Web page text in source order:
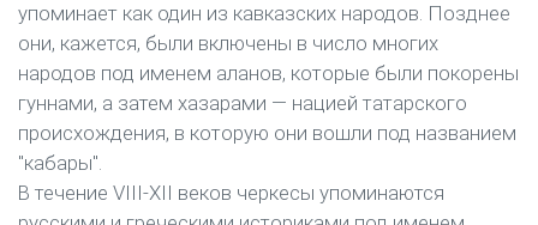
упоминает как один из кавказских народов. Позднее
они, кажется, были включены в число многих
народов под именем аланов, которые были покорены
гуннами, а затем хазарами — нацией татарского
происхождения, в которую они вошли под названием
"кабары".
В течение VIII-ХII веков черкесы упоминаются